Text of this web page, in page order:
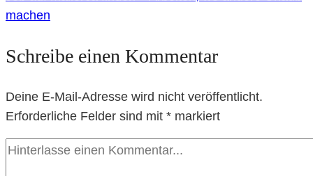
machen
Schreibe einen Kommentar
Deine E-Mail-Adresse wird nicht veröffentlicht.
Erforderliche Felder sind mit * markiert